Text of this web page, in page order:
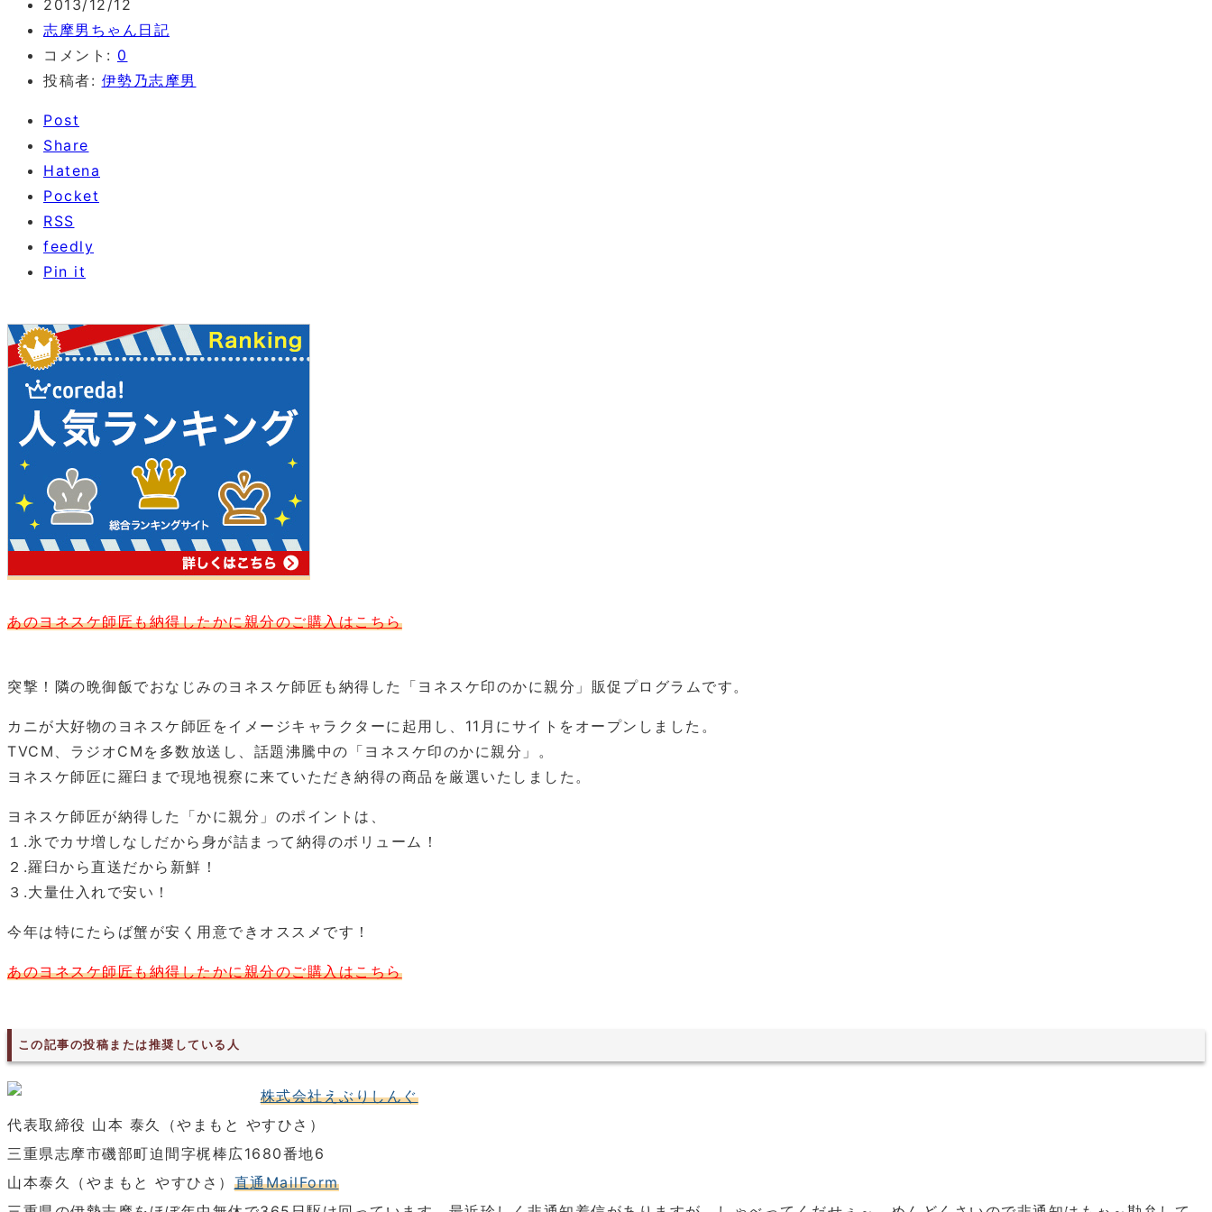
2013/12/12
志摩男ちゃん日記
コメント: 0
投稿者: 伊勢乃志摩男
Post
Share
Hatena
Pocket
RSS
feedly
Pin it
あのヨネスケ師匠も納得したかに親分のご購入はこちら
突撃！隣の晩御飯でおなじみのヨネスケ師匠も納得した「ヨネスケ印のかに親分」販促プログラムです。
カニが大好物のヨネスケ師匠をイメージキャラクターに起用し、11月にサイトをオープンしました。
TVCM、ラジオCMを多数放送し、話題沸騰中の「ヨネスケ印のかに親分」。
ヨネスケ師匠に羅臼まで現地視察に来ていただき納得の商品を厳選いたしました。
ヨネスケ師匠が納得した「かに親分」のポイントは、
１.氷でカサ増しなしだから身が詰まって納得のボリューム！
２.羅臼から直送だから新鮮！
３.大量仕入れで安い！
今年は特にたらば蟹が安く用意できオススメです！
あのヨネスケ師匠も納得したかに親分のご購入はこちら
この記事の投稿または推奨している人
株式会社えぶりしんぐ
代表取締役 山本 泰久（やまもと やすひさ）
三重県志摩市磯部町迫間字梶棒広1680番地6
山本泰久（やまもと やすひさ） 直通MailForm